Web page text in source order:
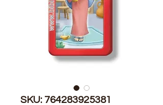
SKU: 764283925381